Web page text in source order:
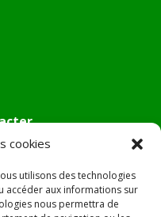
cookies
utilisons des technologies
accéder aux informations sur
nous permettra de
Pietra di Verde